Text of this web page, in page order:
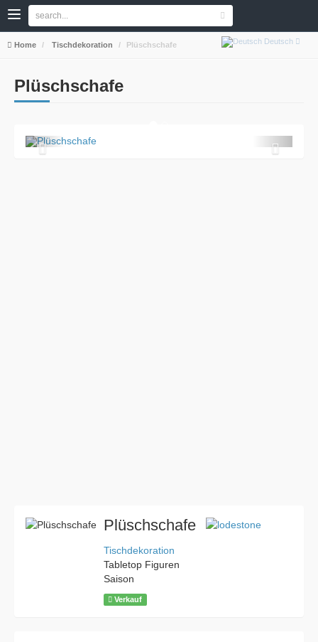
Deutsch
Home Tischdekoration Plüschschafe
Plüschschafe
Plüschschafe
Tischdekoration
Tabletop Figuren
Saison
Verkauf